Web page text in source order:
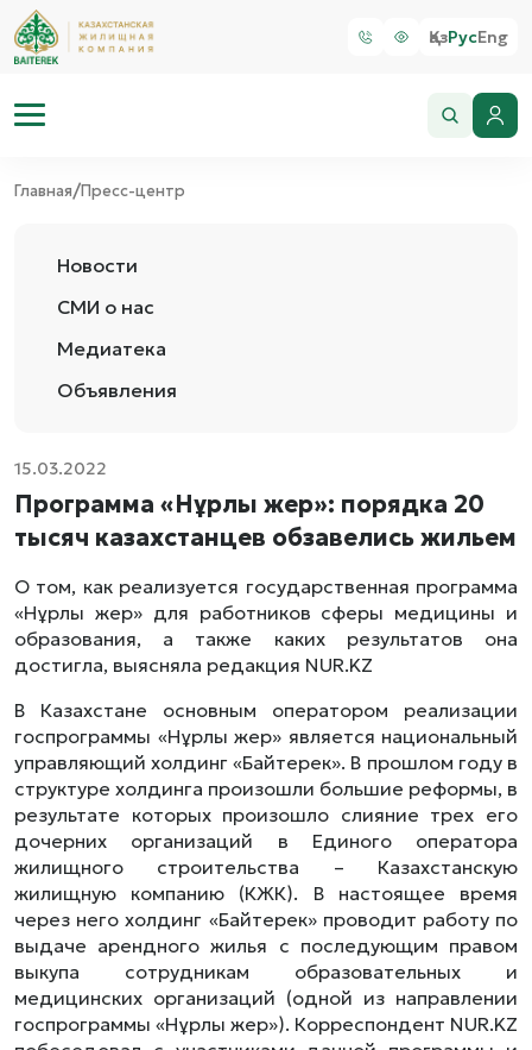
ҚазРусEng
Главная/Пресс-центр
Новости
СМИ о нас
Медиатека
Объявления
15.03.2022
Программа «Нұрлы жер»: порядка 20
тысяч казахстанцев обзавелись жильем
О том, как реализуется государственная программа
«Нұрлы жер» для работников сферы медицины и
образования, а также каких результатов она
достигла, выясняла редакция NUR.KZ
В Казахстане основным оператором реализации
госпрограммы «Нұрлы жер» является национальный
управляющий холдинг «Байтерек». В прошлом году в
структуре холдинга произошли большие реформы, в
результате которых произошло слияние трех его
дочерних организаций в Единого оператора
жилищного строительства – Казахстанскую
жилищную компанию (КЖК). В настоящее время
через него холдинг «Байтерек» проводит работу по
выдаче арендного жилья с последующим правом
выкупа сотрудникам образовательных и
медицинских организаций (одной из направлении
госпрограммы «Нұрлы жер»). Корреспондент NUR.KZ